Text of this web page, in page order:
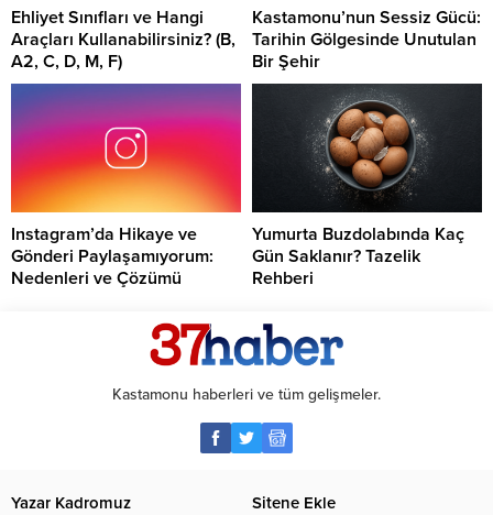
Ehliyet Sınıfları ve Hangi
Araçları Kullanabilirsiniz? (B,
A2, C, D, M, F)
Kastamonu’nun Sessiz Gücü:
Tarihin Gölgesinde Unutulan
Bir Şehir
Instagram’da Hikaye ve
Gönderi Paylaşamıyorum:
Nedenleri ve Çözümü
Yumurta Buzdolabında Kaç
Gün Saklanır? Tazelik
Rehberi
Kastamonu haberleri ve tüm gelişmeler.
Yazar Kadromuz Sitene Ekle